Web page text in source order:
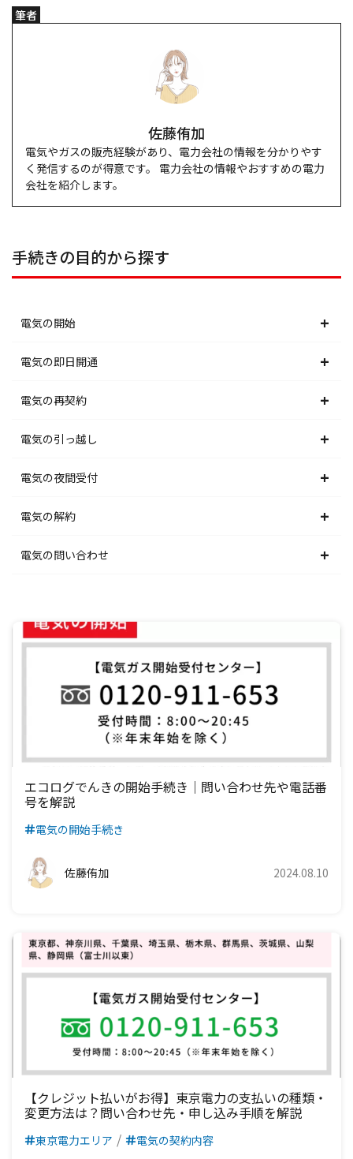
筆者
佐藤侑加
電気やガスの販売経験があり、電力会社の情報を分かりやす
く発信するのが得意です。 電力会社の情報やおすすめの電力
会社を紹介します。
手続きの目的から探す
電気の開始
北海道電力エリア
東北電力エリア
東京電力エリア
北陸電力エリア
中部電力エリア
関西電力エリア
四国電力エリア
九州電力エリア
電気の即日開通
北海道電力エリア
東北電力エリア
東京電力エリア
北陸電力エリア
中部電力エリア
中国電力エリア
四国電力エリア
九州電力エリア
電気の再契約
北海道電力エリア
東北電力エリア
東京電力エリア
北陸電力エリア
関西電力エリア
中国電力エリア
四国電力エリア
九州電力エリア
電気の引っ越し
北海道電力エリア
東北電力エリア
東京電力エリア
中部電力エリア
関西電力エリア
中国電力エリア
四国電力エリア
九州電力エリア
電気の夜間受付
北海道電力エリア
東北電力エリア
北陸電力エリア
中部電力エリア
関西電力エリア
中国電力エリア
四国電力エリア
電気の解約
北海道電力エリア
東京電力エリア
北陸電力エリア
中部電力エリア
関西電力エリア
中国電力エリア
九州電力エリア
電気の問い合わせ
東北電力エリア
東京電力エリア
北陸電力エリア
中部電力エリア
関西電力エリア
四国電力エリア
エコログでんきの開始手続き｜問い合わせ先や電話番
号を解説
電気の開始手続き
佐藤侑加 2024.08.10
【クレジット払いがお得】東京電力の支払いの種類・
変更方法は？問い合わせ先・申し込み手順を解説
東京電力エリア 電気の契約内容